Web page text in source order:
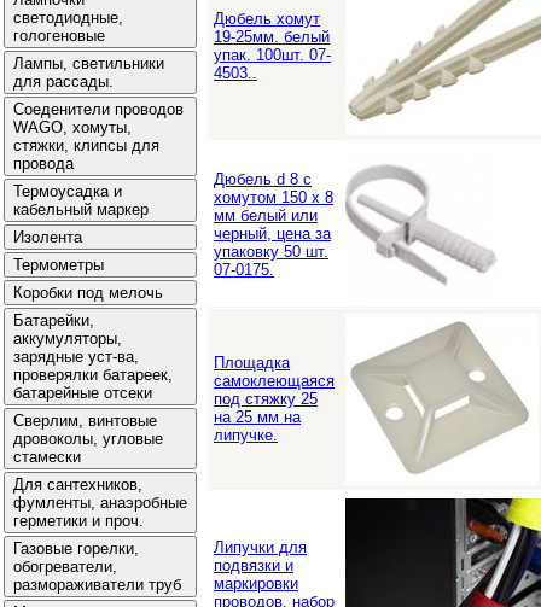
Дюбель хомут
19-25мм. белый
упак. 100шт. 07-
4503..
Дюбель d 8 с
хомутом 150 х 8
мм белый или
черный, цена за
упаковку 50 шт.
07-0175.
Площадка
самоклеющаяся
под стяжку 25
на 25 мм на
липучке.
Липучки для
подвязки и
маркировки
проводов. набор